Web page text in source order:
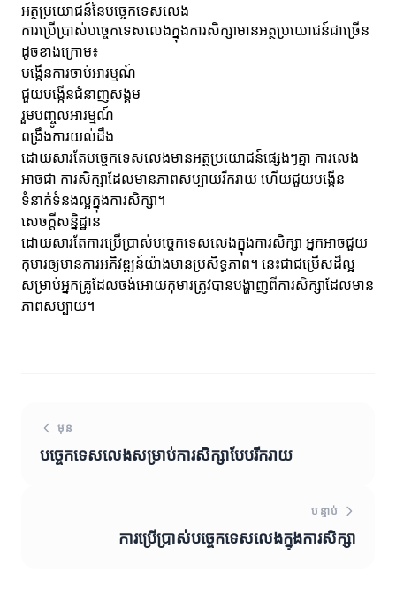
អត្ថប្រយោជន៍នៃបច្ចេកទេសលេង
ការប្រើប្រាស់បច្ចេកទេសលេងក្នុងការសិក្សាមានអត្ថប្រយោជន៍ជាច្រើន
ដូចខាងក្រោម៖
បង្កើនការចាប់អារម្មណ៍
ជួយបង្កើនជំនាញសង្គម
រួមបញ្ចូលអារម្មណ៍
ពង្រឹងការយល់ដឹង
ដោយសារតែបច្ចេកទេសលេងមានអត្ថប្រយោជន៍ផ្សេងៗគ្នា ការលេង
អាចជា ការសិក្សាដែលមានភាពសប្បាយរីករាយ ហើយជួយបង្កើន
ទំនាក់ទំនងល្អក្នុងការសិក្សា។
សេចក្តីសន្និដ្ឋាន
ដោយសារតែការប្រើប្រាស់បច្ចេកទេសលេងក្នុងការសិក្សា អ្នកអាចជួយ
កុមារ​ឲ្យមានការអភិវឌ្ឍន៍យ៉ាងមានប្រសិទ្ធភាព។ នេះជាជម្រើសដ៏ល្អ
សម្រាប់អ្នកគ្រូដែលចង់អោយកុមារត្រូវបានបង្ហាញពីការសិក្សាដែលមាន
ភាពសប្បាយ។
មុន
បច្ចេកទេសលេងសម្រាប់ការសិក្សាបែបរីករាយ
បន្ទាប់
ការប្រើប្រាស់បច្ចេកទេសលេងក្នុងការសិក្សា